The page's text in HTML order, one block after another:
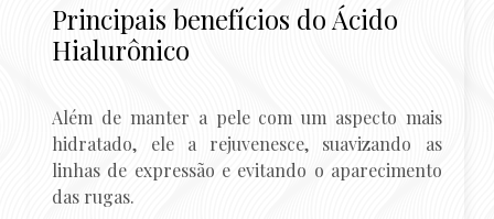
Principais benefícios do Ácido
Hialurônico
Além de manter a pele com um aspecto mais
hidratado, ele a rejuvenesce, suavizando as
linhas de expressão e evitando o aparecimento
das rugas.